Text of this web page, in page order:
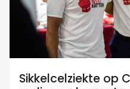
Sikkelcelziekte op